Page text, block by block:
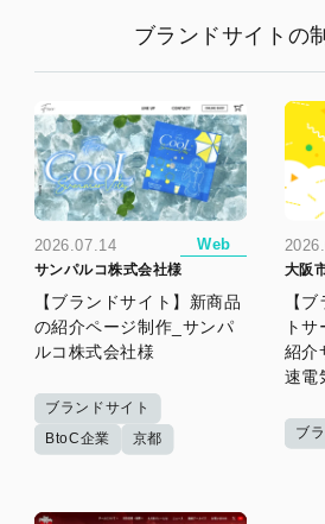
ブランドサイトの
2026.07.14 Web
サンパルコ株式会社様
【ブランドサイト】新商品
の紹介ページ制作_サンパ
ルコ株式会社様
ブランドサイト
BtoC企業
京都
大阪
【
ト
紹介
速電
ブ